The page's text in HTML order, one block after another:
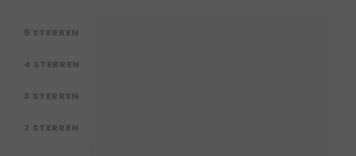
5 STERREN
4 STERREN
3 STERREN
2 STERREN